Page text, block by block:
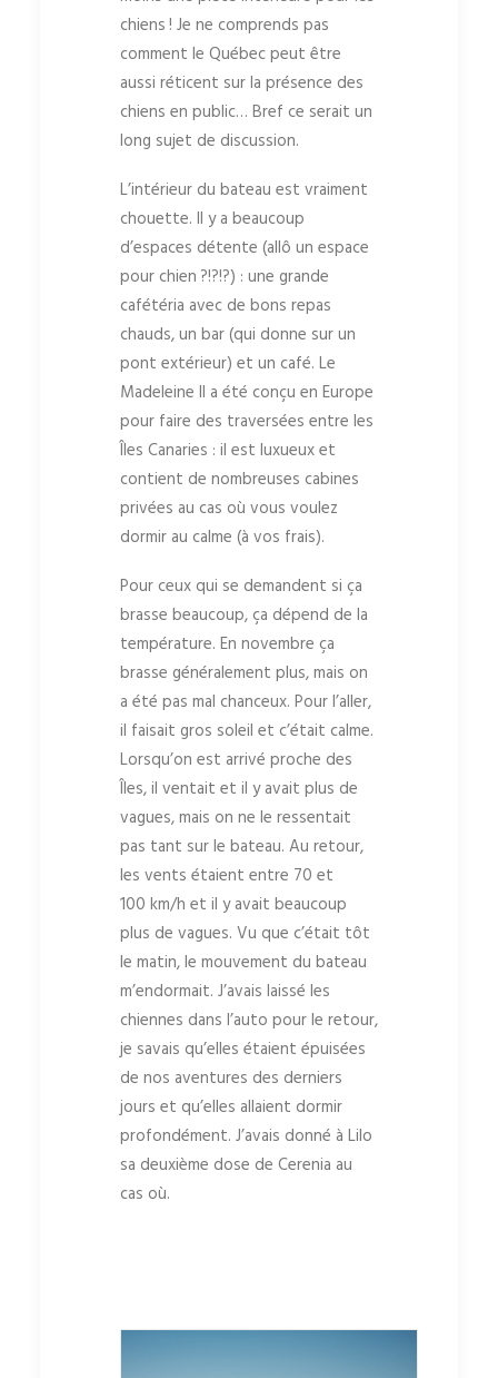
chiens ! Je ne comprends pas
comment le Québec peut être
aussi réticent sur la présence des
chiens en public… Bref ce serait un
long sujet de discussion.
L’intérieur du bateau est vraiment
chouette. Il y a beaucoup
d’espaces détente (allô un espace
pour chien ?!?!?) : une grande
cafétéria avec de bons repas
chauds, un bar (qui donne sur un
pont extérieur) et un café. Le
Madeleine II a été conçu en Europe
pour faire des traversées entre les
Îles Canaries : il est luxueux et
contient de nombreuses cabines
privées au cas où vous voulez
dormir au calme (à vos frais).
Pour ceux qui se demandent si ça
brasse beaucoup, ça dépend de la
température. En novembre ça
brasse généralement plus, mais on
a été pas mal chanceux. Pour l’aller,
il faisait gros soleil et c’était calme.
Lorsqu’on est arrivé proche des
Îles, il ventait et il y avait plus de
vagues, mais on ne le ressentait
pas tant sur le bateau. Au retour,
les vents étaient entre 70 et
100 km/h et il y avait beaucoup
plus de vagues. Vu que c’était tôt
le matin, le mouvement du bateau
m’endormait. J’avais laissé les
chiennes dans l’auto pour le retour,
je savais qu’elles étaient épuisées
de nos aventures des derniers
jours et qu’elles allaient dormir
profondément. J’avais donné à Lilo
sa deuxième dose de Cerenia au
cas où.